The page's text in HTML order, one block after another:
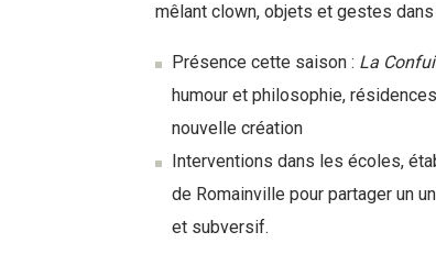
mêlant clown, objets et gestes
Présence cette saison : La
humour et philosophie,
nouvelle création
Interventions dans les écoles,
de Romainville pour partager un
et subversif.